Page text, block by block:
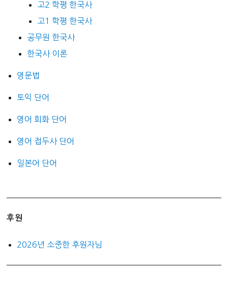
고2 학평 한국사
고1 학평 한국사
공무원 한국사
한국사 이론
영문법
토익 단어
영어 회화 단어
영어 접두사 단어
일본어 단어
후원
2026년 소중한 후원자님